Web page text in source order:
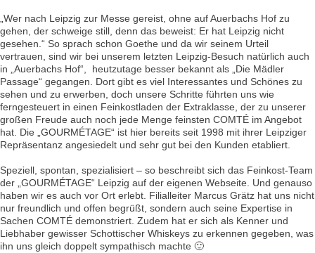
„Wer nach Leipzig zur Messe gereist, ohne auf Auerbachs Hof zu
gehen, der schweige still, denn das beweist: Er hat Leipzig nicht
gesehen.“ So sprach schon Goethe und da wir seinem Urteil
vertrauen, sind wir bei unserem letzten Leipzig-Besuch natürlich auch
in „Auerbachs Hof“, heutzutage besser bekannt als „Die Mädler
Passage“ gegangen. Dort gibt es viel Interessantes und Schönes zu
sehen und zu erwerben, doch unsere Schritte führten uns wie
ferngesteuert in einen Feinkostladen der Extraklasse, der zu unserer
großen Freude auch noch jede Menge feinsten COMTÉ im Angebot
hat. Die „GOURMÉTAGE“ ist hier bereits seit 1998 mit ihrer Leipziger
Repräsentanz angesiedelt und sehr gut bei den Kunden etabliert.
Speziell, spontan, spezialisiert – so beschreibt sich das Feinkost-Team
der „GOURMÉTAGE“ Leipzig auf der eigenen Webseite. Und genauso
haben wir es auch vor Ort erlebt. Filialleiter Marcus Grätz hat uns nicht
nur freundlich und offen begrüßt, sondern auch seine Expertise in
Sachen COMTÉ demonstriert. Zudem hat er sich als Kenner und
Liebhaber gewisser Schottischer Whiskeys zu erkennen gegeben, was
ihn uns gleich doppelt sympathisch machte 🙂